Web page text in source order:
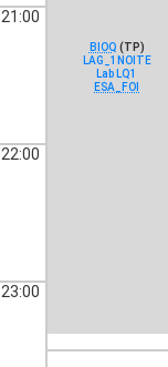
BIOQ (TP)
LAG_1NOITE
Lab LQ1
ESA_FOl
21:00
22:00
23:00